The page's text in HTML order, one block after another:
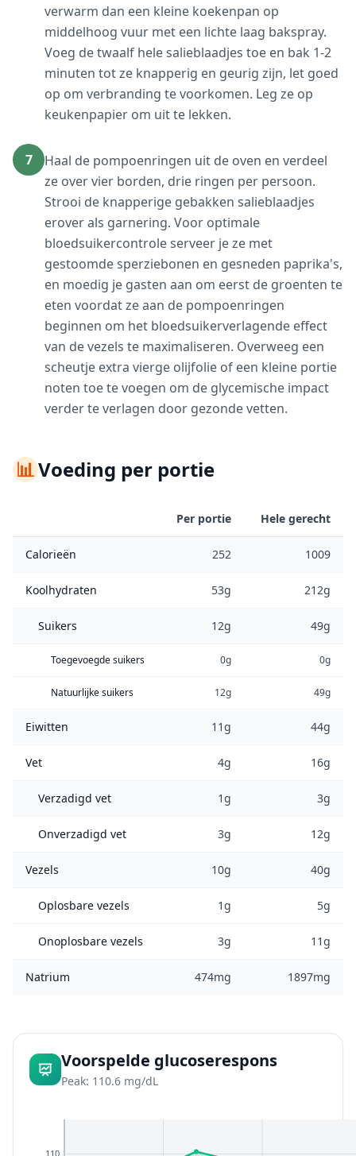
verwarm dan een kleine koekenpan op
middelhoog vuur met een lichte laag bakspray.
Voeg de twaalf hele salieblaadjes toe en bak 1-2
minuten tot ze knapperig en geurig zijn, let goed
op om verbranding te voorkomen. Leg ze op
keukenpapier om uit te lekken.
7
Haal de pompoenringen uit de oven en verdeel
ze over vier borden, drie ringen per persoon.
Strooi de knapperige gebakken salieblaadjes
erover als garnering. Voor optimale
bloedsuikercontrole serveer je ze met
gestoomde sperziebonen en gesneden paprika's,
en moedig je gasten aan om eerst de groenten te
eten voordat ze aan de pompoenringen
beginnen om het bloedsuikerverlagende effect
van de vezels te maximaliseren. Overweeg een
scheutje extra vierge olijfolie of een kleine portie
noten toe te voegen om de glycemische impact
verder te verlagen door gezonde vetten.
📊Voeding per portie
Per portie Hele gerecht
Calorieën 252 1009
Koolhydraten 53g 212g
Suikers 12g 49g
Toegevoegde suikers 0g 0g
Natuurlijke suikers 12g 49g
Eiwitten 11g 44g
Vet 4g 16g
Verzadigd vet 1g 3g
Onverzadigd vet 3g 12g
Vezels 10g 40g
Oplosbare vezels 1g 5g
Onoplosbare vezels 3g 11g
Natrium 474mg 1897mg
Voorspelde glucoserespons
Peak: 110.6 mg/dL
110